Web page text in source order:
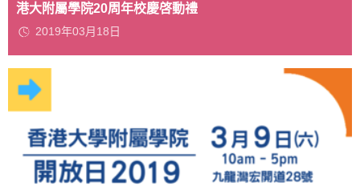
港大附屬學院20周年校慶啓動禮
2019年03月18日